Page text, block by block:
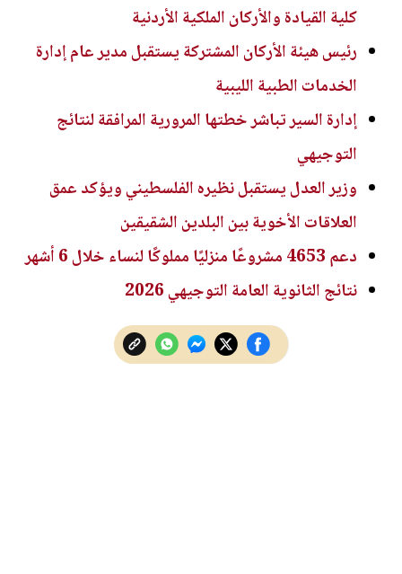
كلية القيادة والأركان الملكية الأردنية
رئيس هيئة الأركان المشتركة يستقبل مدير عام إدارة
الخدمات الطبية الليبية
إدارة السير تباشر خطتها المرورية المرافقة لنتائج
التوجيهي
وزير العدل يستقبل نظيره الفلسطيني ويؤكد عمق
العلاقات الأخوية بين البلدين الشقيقين
دعم 4653 مشروعًا منزليًا مملوكًا لنساء خلال 6 أشهر
نتائج الثانوية العامة التوجيهي 2026